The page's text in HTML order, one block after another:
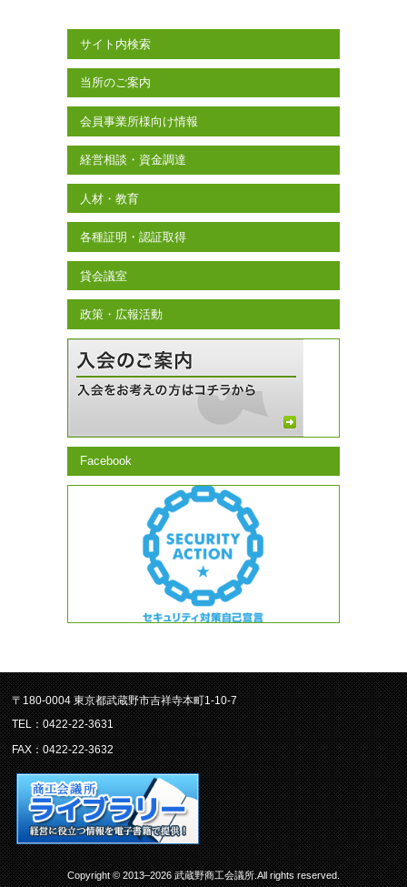
サイト内検索
当所のご案内
会員事業所様向け情報
経営相談・資金調達
人材・教育
各種証明・認証取得
貸会議室
政策・広報活動
Facebook
〒180-0004 東京都武蔵野市吉祥寺本町1-10-7
TEL：0422-22-3631
FAX：0422-22-3632
Copyright © 2013–2026 武蔵野商工会議所.All rights reserved.